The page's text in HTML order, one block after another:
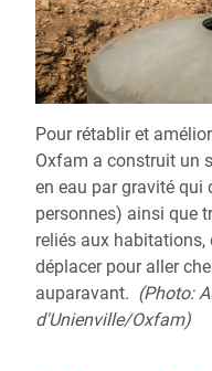
Pour rétablir et
Oxfam a construit un
en eau par gravité qui
personnes) ainsi que
reliés aux habitations,
déplacer pour aller
auparavant. (Photo:
d'Unienville/Oxfam)